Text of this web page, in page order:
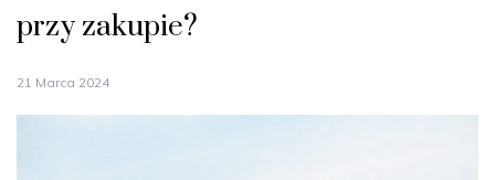
przy zakupie?
21 Marca 2024